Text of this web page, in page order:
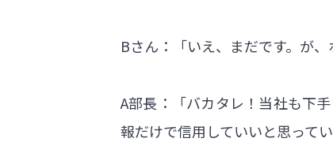
Bさん：「いえ、まだです。が
A部長：「バカタレ！当社も下
報だけで信用していいと思って